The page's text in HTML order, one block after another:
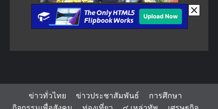
ข่าวทั่วไทย ข่าวประชาสัมพันธ์
การศึกษา